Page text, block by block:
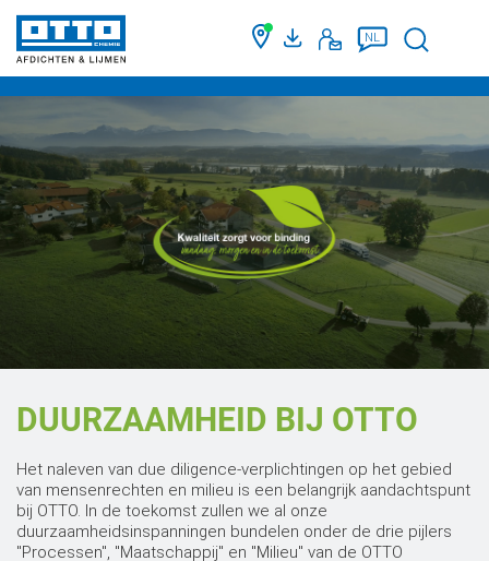
NL
DUURZAAMHEID BIJ OTTO
Het naleven van due diligence-verplichtingen op het gebied
van mensenrechten en milieu is een belangrijk aandachtspunt
bij OTTO. In de toekomst zullen we al onze
duurzaamheidsinspanningen bundelen onder de drie pijlers
"Processen", "Maatschappij" en "Milieu" van de OTTO